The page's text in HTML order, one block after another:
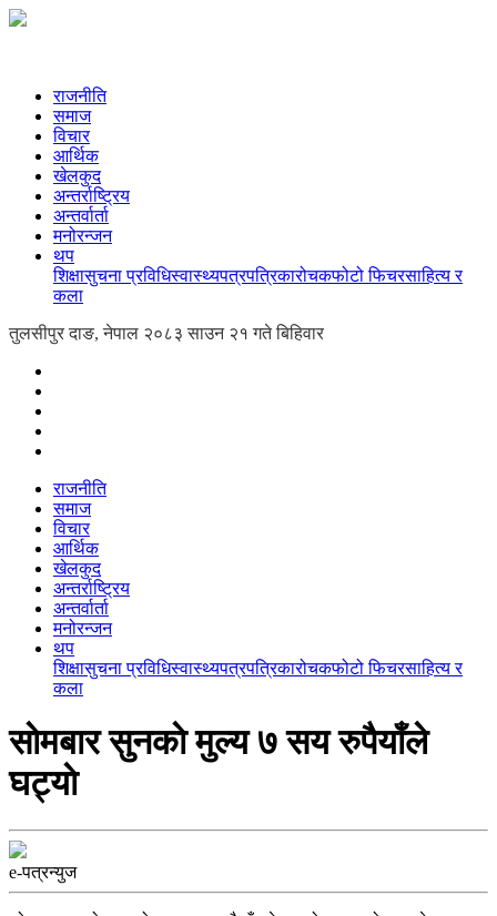
राजनीति
समाज
विचार
आर्थिक
खेलकुद
अन्तर्राष्ट्रिय
अन्तर्वार्ता
मनोरन्जन
थप
शिक्षासुचना प्रविधिस्वास्थ्यपत्रपत्रिकारोचकफोटो फिचरसाहित्य र
कला
तुलसीपुर दाङ, नेपाल २०८३ साउन २१ गते बिहिवार
राजनीति
समाज
विचार
आर्थिक
खेलकुद
अन्तर्राष्ट्रिय
अन्तर्वार्ता
मनोरन्जन
थप
शिक्षासुचना प्रविधिस्वास्थ्यपत्रपत्रिकारोचकफोटो फिचरसाहित्य र
कला
साेमबार सुनकाे मुल्य ७ सय रुपैयाँले
घट्याे
e-पत्रन्युज